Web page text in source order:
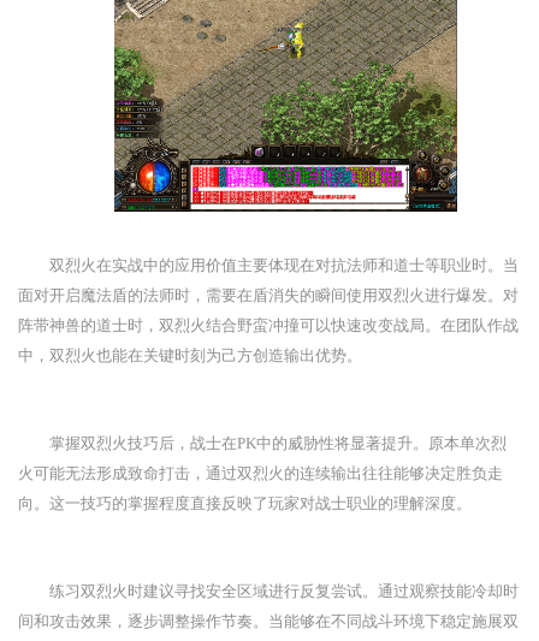
双烈火在实战中的应用价值主要体现在对抗法师和道士等职业时。当
面对开启魔法盾的法师时，需要在盾消失的瞬间使用双烈火进行爆发。对
阵带神兽的道士时，双烈火结合野蛮冲撞可以快速改变战局。在团队作战
中，双烈火也能在关键时刻为己方创造输出优势。
掌握双烈火技巧后，战士在PK中的威胁性将显著提升。原本单次烈
火可能无法形成致命打击，通过双烈火的连续输出往往能够决定胜负走
向。这一技巧的掌握程度直接反映了玩家对战士职业的理解深度。
练习双烈火时建议寻找安全区域进行反复尝试。通过观察技能冷却时
间和攻击效果，逐步调整操作节奏。当能够在不同战斗环境下稳定施展双